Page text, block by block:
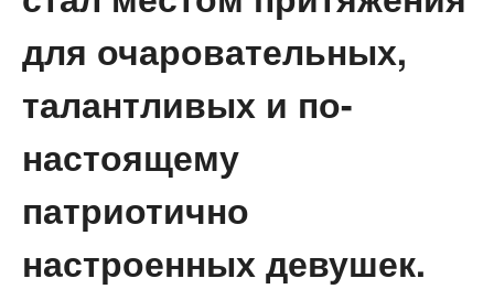
для очаровательных,
талантливых и по-
настоящему
патриотично
настроенных девушек.